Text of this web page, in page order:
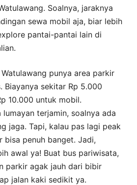
Soalnya, jaraknya
sewa mobil aja, biar lebih
pantai-pantai lain di
punya area parkir
Biayanya sekitar Rp 5.000
10.000 untuk mobil.
lumayan terjamin, soalnya ada
jaga. Tapi, kalau pas lagi peak
bisa penuh banget. Jadi,
awal ya! Buat bus pariwisata,
parkir agak jauh dari bibir
jalan kaki sedikit ya.